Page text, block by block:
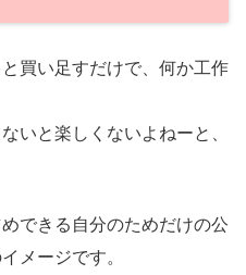
買い足すだけで、何か工作
いと楽しくないよねーと、
できる自分のためだけの公
メージです。